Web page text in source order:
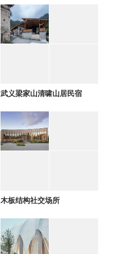
武义梁家山清啸山居民宿
木板结构社交场所